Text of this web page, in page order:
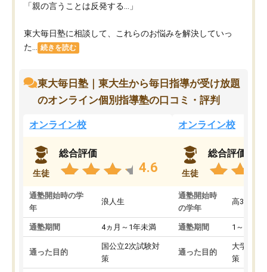
「親の言うことは反発する…」
東大毎日塾に相談して、これらのお悩みを解決していっ
た...
続きを読む
東大毎日塾｜東大生から毎日指導が受け放題
のオンライン個別指導塾の口コミ・評判
オンライン校
生徒
総合評価
4.6
通塾開始時の学
年
浪人生
通塾期間 4ヵ月～1年未満
通った目的
国公立2次試験対
策
オンライン校
生徒
総合評価
通塾開始時
の学年
高3
通塾期間 1～3ヵ月
通った目的
大学入学
策